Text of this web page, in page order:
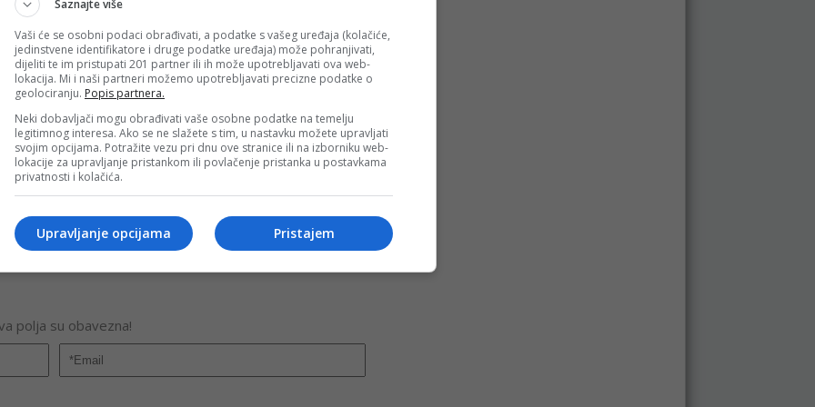
PRIJAVI GREŠKU
Kopirati
i stavove internet portala Banjaluka.com. Molimo korisnike da se suzdrže od vrijeđanja,
da obriše komentar bez najave i objašnjenja. Zbog velikog broja komentara Banjaluka.com
prihvatate mogućnost da među komentarima mogu biti pronađeni sadržaji koji mogu biti
polja su obavezna!
Saznajte više
Vaši će se osobni podaci obrađivati, a podatke s vašeg uređaja (kolačiće,
jedinstvene identifikatore i druge podatke uređaja) može pohranjivati,
dijeliti te im pristupati 201 partner ili ih može upotrebljavati ova web-
lokacija. Mi i naši partneri možemo upotrebljavati precizne podatke o
geolociranju. Popis partnera.
Neki dobavljači mogu obrađivati vaše osobne podatke na temelju
legitimnog interesa. Ako se ne slažete s tim, u nastavku možete upravljati
svojim opcijama. Potražite vezu pri dnu ove stranice ili na izborniku web-
lokacije za upravljanje pristankom ili povlačenje pristanka u postavkama
privatnosti i kolačića.
Pristajem
Upravljanje opcijama